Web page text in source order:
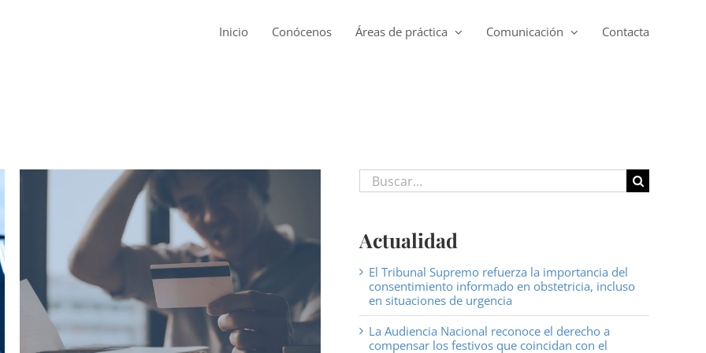
Inicio Conócenos Áreas de práctica Comunicación Contacta
Buscar:
Actualidad
El Tribunal Supremo refuerza la importancia del
consentimiento informado en obstetricia, incluso
en situaciones de urgencia
La Audiencia Nacional reconoce el derecho a
compensar los festivos que coincidan con el